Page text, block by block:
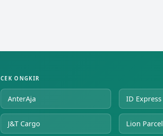
CEK ONGKIR
AnterAja ID Express
J&T Cargo Lion Parcel